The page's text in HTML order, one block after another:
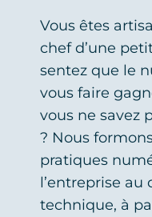
Vous êtes
chef d’une
sentez que le
vous faire
vous ne savez
? Nous
pratiques
l’entreprise au
technique, à